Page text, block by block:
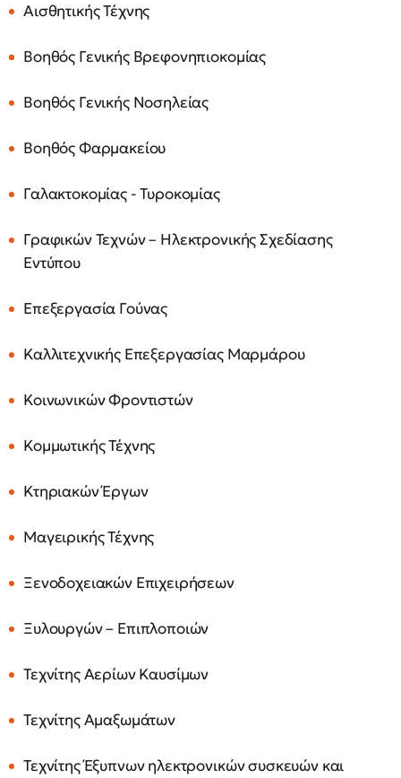
Αισθητικής Τέχνης
Βοηθός Γενικής Βρεφονηπιοκομίας
Βοηθός Γενικής Νοσηλείας
Βοηθός Φαρμακείου
Γαλακτοκομίας - Τυροκομίας
Γραφικών Τεχνών – Ηλεκτρονικής Σχεδίασης
Εντύπου
Επεξεργασία Γούνας
Καλλιτεχνικής Επεξεργασίας Μαρμάρου
Κοινωνικών Φροντιστών
Κομμωτικής Τέχνης
Κτηριακών Έργων
Μαγειρικής Τέχνης
Ξενοδοχειακών Επιχειρήσεων
Ξυλουργών – Επιπλοποιών
Τεχνίτης Αερίων Καυσίμων
Τεχνίτης Αμαξωμάτων
Τεχνίτης Έξυπνων ηλεκτρονικών συσκευών και